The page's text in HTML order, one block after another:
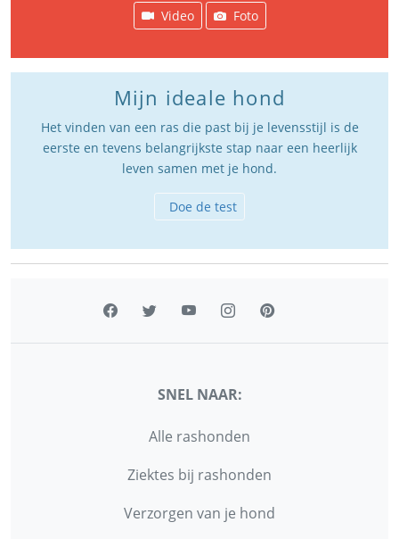
Video Foto
Mijn ideale hond
Het vinden van een ras die past bij je levensstijl is de
eerste en tevens belangrijkste stap naar een heerlijk
leven samen met je hond.
Doe de test
SNEL NAAR:
Alle rashonden
Ziektes bij rashonden
Verzorgen van je hond